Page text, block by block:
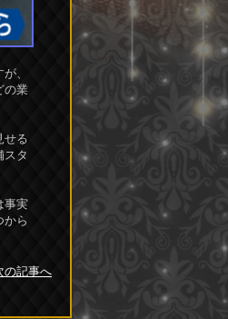
、
の業
せる
スタ
事実
から
の記事へ